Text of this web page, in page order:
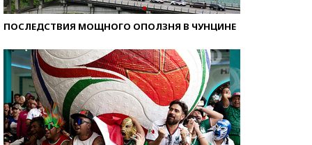
ПОСЛЕДСТВИЯ МОЩНОГО ОПОЛЗНЯ В ЧУНЦИНЕ